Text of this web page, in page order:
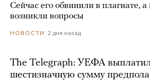
Сейчас его обвинили в плагиате,
возникли вопросы
НОВОСТИ 2 дня назад
The Telegraph: УЕФА
шестизначную сумму